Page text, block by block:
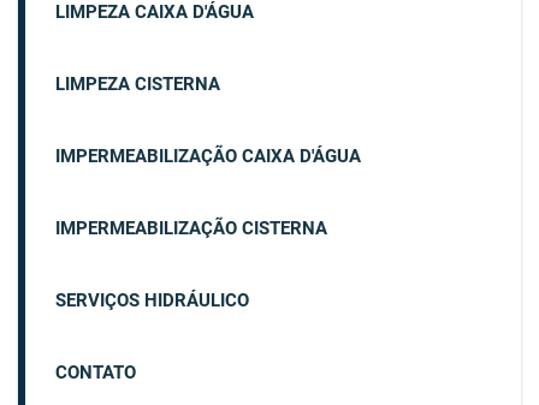
LIMPEZA CAIXA D'ÁGUA
LIMPEZA CISTERNA
IMPERMEABILIZAÇÃO CAIXA D'ÁGUA
IMPERMEABILIZAÇÃO CISTERNA
SERVIÇOS HIDRÁULICO
CONTATO